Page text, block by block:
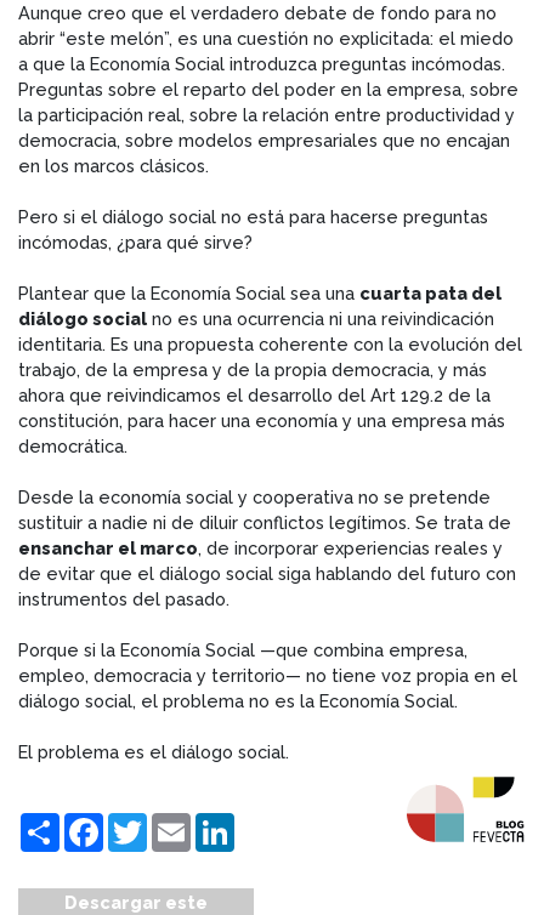
Aunque creo que el verdadero debate de fondo para no
abrir “este melón”, es una cuestión no explicitada: el miedo
a que la Economía Social introduzca preguntas incómodas.
Preguntas sobre el reparto del poder en la empresa, sobre
la participación real, sobre la relación entre productividad y
democracia, sobre modelos empresariales que no encajan
en los marcos clásicos.
Pero si el diálogo social no está para hacerse preguntas
incómodas, ¿para qué sirve?
Plantear que la Economía Social sea una cuarta pata del
diálogo social no es una ocurrencia ni una reivindicación
identitaria. Es una propuesta coherente con la evolución del
trabajo, de la empresa y de la propia democracia, y más
ahora que reivindicamos el desarrollo del Art 129.2 de la
constitución, para hacer una economía y una empresa más
democrática.
Desde la economía social y cooperativa no se pretende
sustituir a nadie ni de diluir conflictos legítimos. Se trata de
ensanchar el marco, de incorporar experiencias reales y
de evitar que el diálogo social siga hablando del futuro con
instrumentos del pasado.
Porque si la Economía Social —que combina empresa,
empleo, democracia y territorio— no tiene voz propia en el
diálogo social, el problema no es la Economía Social.
El problema es el diálogo social.
CompartirFacebook
TwitterEmail
Descargar este